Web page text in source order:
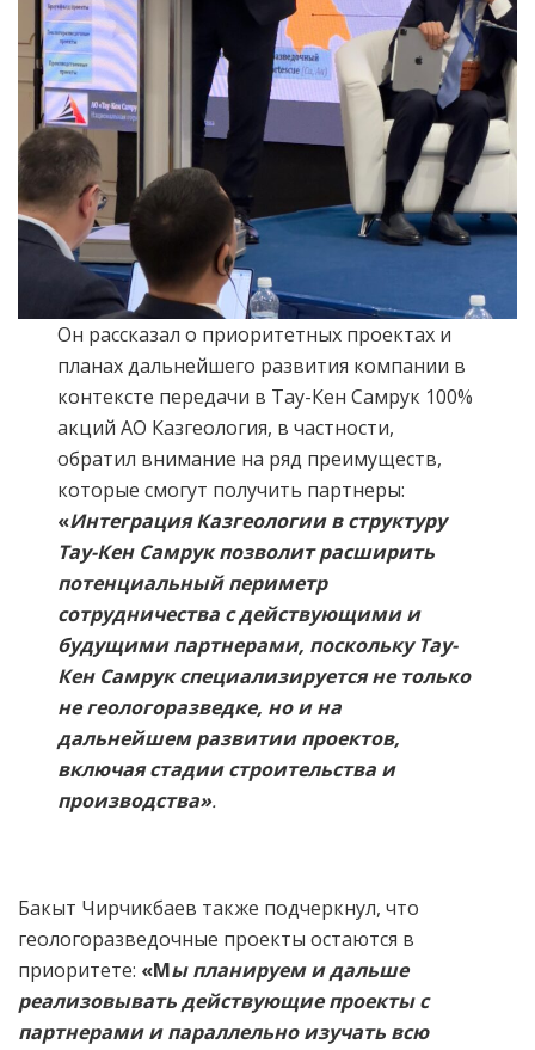
Он рассказал о приоритетных проектах и
планах дальнейшего развития компании в
контексте передачи в Тау-Кен Самрук 100%
акций АО Казгеология, в частности,
обратил внимание на ряд преимуществ,
которые смогут получить партнеры:
«Интеграция Казгеологии в структуру
Тау-Кен Самрук позволит расширить
потенциальный периметр
сотрудничества с действующими и
будущими партнерами, поскольку Тау-
Кен Самрук специализируется не только
не геологоразведке, но и на
дальнейшем развитии проектов,
включая стадии строительства и
производства».
Бакыт Чирчикбаев также подчеркнул, что
геологоразведочные проекты остаются в
приоритете: «Мы планируем и дальше
реализовывать действующие проекты с
партнерами и параллельно изучать всю